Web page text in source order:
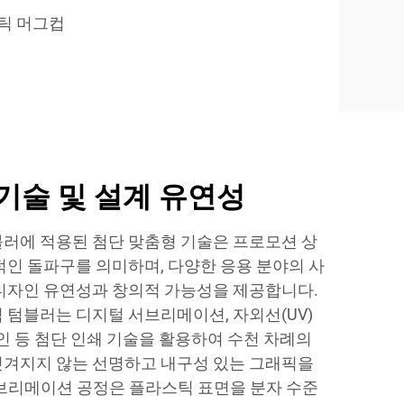
머그컵
술 및 설계 유연성
에 적용된 첨단 맞춤형 기술은 프로모션 상
인 돌파구를 의미하며, 다양한 응용 분야의 사
자인 유연성과 창의적 가능성을 제공합니다.
텀블러는 디지털 서브리메이션, 자외선(UV)
등 첨단 인쇄 기술을 활용하여 수천 차례의
지지 않는 선명하고 내구성 있는 그래픽을
리메이션 공정은 플라스틱 표면을 분자 수준